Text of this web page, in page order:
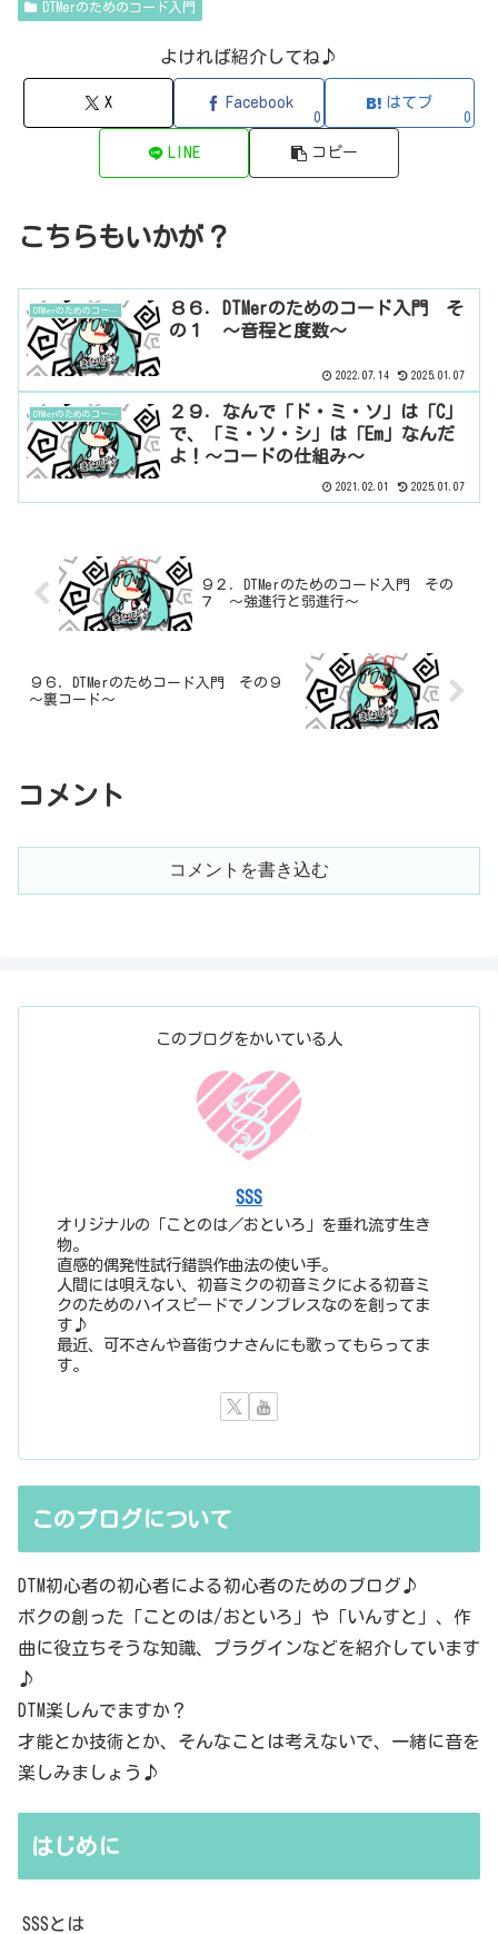
です。五度圏図とは、５度上の順に右回りに並べたもの。何かと出て
DTMerのためのコード入門
よければ紹介してね♪
X Facebook
0
はてブ
0
LINE コピー
こちらもいかが？
DTMerのためのコード入門
８６．DTMerのためのコード入門 そ
の１ ～音程と度数～
2022.07.14 2025.01.07
DTMerのためのコード入門
２９．なんで「ド・ミ・ソ」は「C」
で、「ミ・ソ・シ」は「Em」なんだ
よ！～コードの仕組み～
2021.02.01 2025.01.07
９２．DTMerのためのコード入門 その
７ ～強進行と弱進行～
９６．DTMerのためコード入門 その９
～裏コード～
コメント
コメントを書き込む
このブログをかいている人
SSS
オリジナルの「ことのは／おといろ」を垂れ流す生き
物。
直感的偶発性試行錯誤作曲法の使い手。
人間には唄えない、初音ミクの初音ミクによる初音ミ
クのためのハイスピードでノンブレスなのを創ってま
す♪
最近、可不さんや音街ウナさんにも歌ってもらってま
す。
このブログについて
DTM初心者の初心者による初心者のためのブログ♪
ボクの創った「ことのは/おといろ」や「いんすと」、作
曲に役立ちそうな知識、プラグインなどを紹介しています
♪
DTM楽しんでますか？
才能とか技術とか、そんなことは考えないで、一緒に音を
楽しみましょう♪
はじめに
SSSとは